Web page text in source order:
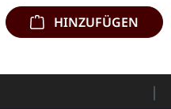
HINZUFÜGEN